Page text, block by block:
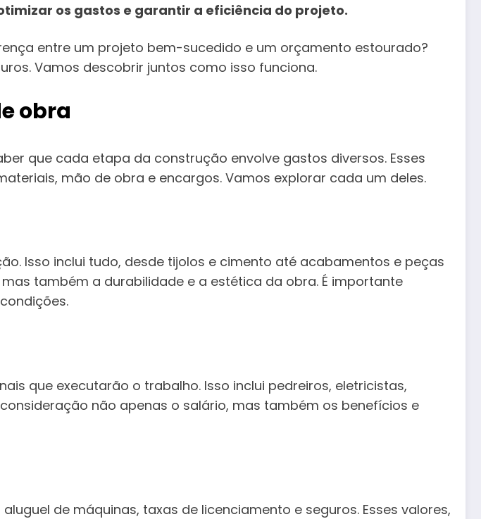
os gastos e garantir a eficiência do projeto.
entre um projeto bem-sucedido e um orçamento estourado?
Vamos descobrir juntos como isso funciona.
obra
que cada etapa da construção envolve gastos diversos. Esses
mão de obra e encargos. Vamos explorar cada um deles.
Isso inclui tudo, desde tijolos e cimento até acabamentos e peças
também a durabilidade e a estética da obra. É importante
que executarão o trabalho. Isso inclui pedreiros, eletricistas,
não apenas o salário, mas também os benefícios e
de máquinas, taxas de licenciamento e seguros. Esses valores,